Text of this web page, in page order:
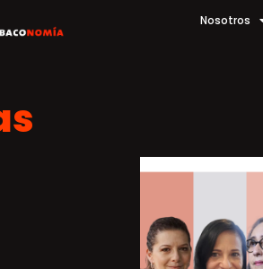
Nosotros